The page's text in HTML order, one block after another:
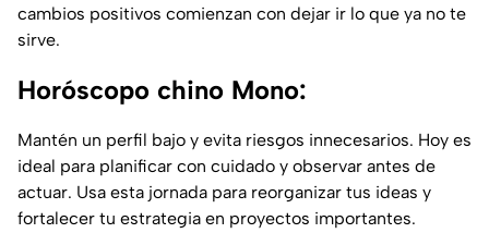
cambios positivos comienzan con dejar ir lo que ya no te
sirve.
Horóscopo chino Mono:
Mantén un perfil bajo y evita riesgos innecesarios. Hoy es
ideal para planificar con cuidado y observar antes de
actuar. Usa esta jornada para reorganizar tus ideas y
fortalecer tu estrategia en proyectos importantes.